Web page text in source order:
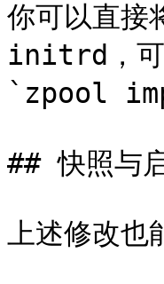
你可以直接
initrd，可
`zpool
## 快照与
上述修改